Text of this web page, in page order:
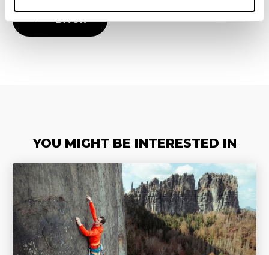
BACK
YOU MIGHT BE INTERESTED IN